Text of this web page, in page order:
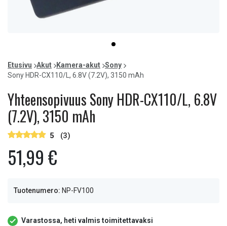
item
0
of
1
Etusivu Akut Kamera-akut Sony
Sony HDR-CX110/L, 6.8V (7.2V), 3150 mAh
Yhteensopivuus Sony HDR-CX110/L, 6.8V
(7.2V), 3150 mAh
5 (3)
51,99 €
Tuotenumero: NP-FV100
Varastossa, heti valmis toimitettavaksi